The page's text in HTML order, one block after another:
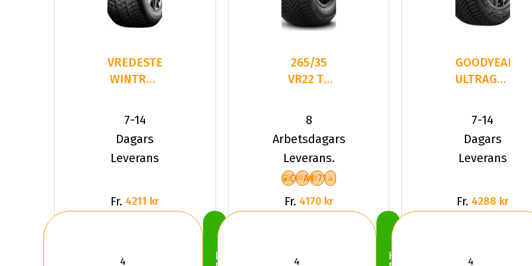
VREDESTEIN
WINTRAC
265/35R22
102 Y XL
7-14
Dagars
Leverans
Fr. 4211 kr
Köp
265/35
VR22 TL
SC WIN 2
XL NCS
ELT
8
Arbetsdagars
Leverans.
C A 71
Fr. 4170 kr
Köp
GOODYEAR
ULTRAGRIP
3 265/35
7-14
Dagars
Leverans
Fr. 4288 kr